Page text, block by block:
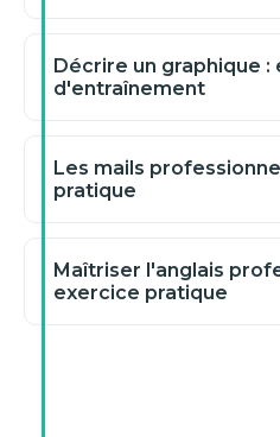
Décrire un graphique :
d'entraînement
Les mails
pratique
Maîtriser l'anglais
exercice pratique